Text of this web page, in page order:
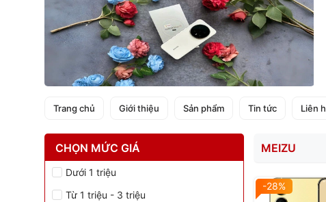
Trang chủ Giới thiệu Sản phẩm Tin tức Liên
CHỌN MỨC GIÁ
Dưới 1 triệu
Từ 1 triệu - 3 triệu
MEIZU
-28%